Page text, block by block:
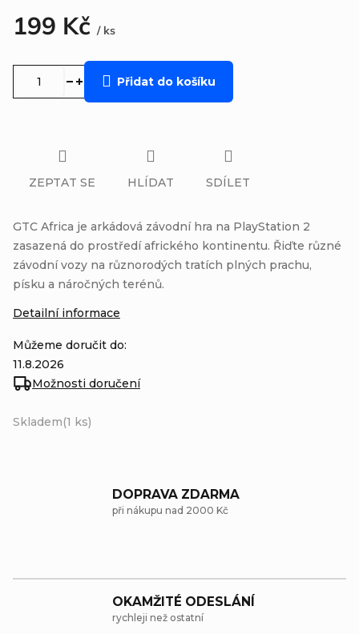
199 Kč / ks
Skladem(1 ks)
Můžeme doručit do:
11.8.2026
Možnosti doručení
Přidat do košíku
GTC Africa je arkádová závodní hra na PlayStation 2
zasazená do prostředí afrického kontinentu. Řiďte různé
závodní vozy na různorodých tratích plných prachu,
písku a náročných terénů.
Detailní informace
ZEPTAT SE HLÍDAT SDÍLET
DOPRAVA ZDARMA
při nákupu nad 2000 Kč
OKAMŽITÉ ODESLÁNÍ
rychleji než ostatní